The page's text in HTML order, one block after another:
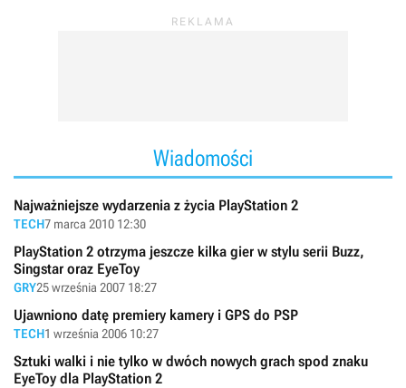
Wiadomości
Najważniejsze wydarzenia z życia PlayStation 2
TECH7 marca 2010 12:30
PlayStation 2 otrzyma jeszcze kilka gier w stylu serii Buzz,
Singstar oraz EyeToy
GRY25 września 2007 18:27
Ujawniono datę premiery kamery i GPS do PSP
TECH1 września 2006 10:27
Sztuki walki i nie tylko w dwóch nowych grach spod znaku
EyeToy dla PlayStation 2